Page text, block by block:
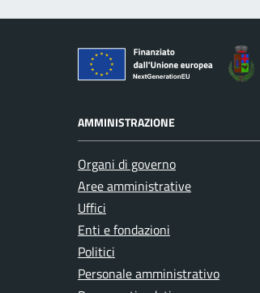
AMMINISTRAZIONE
Organi di governo
Aree amministrative
Uffici
Enti e fondazioni
Politici
Personale amministrativo